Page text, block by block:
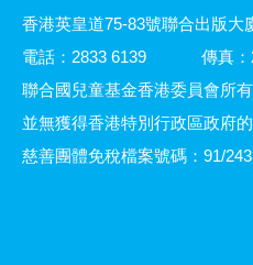
香港英皇道75-83號聯合出版大
電話：2833 6139
傳真
聯合國兒童基金香港委員會所
並無獲得香港特別行政區政府的
慈善團體免稅檔案號碼：91/